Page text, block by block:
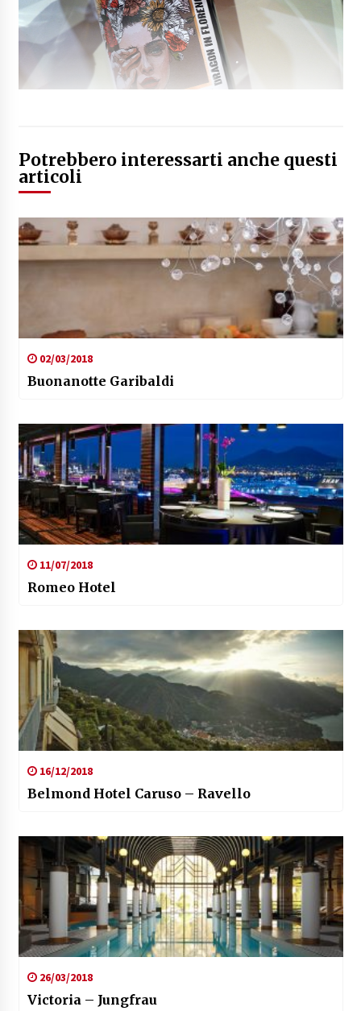
Potrebbero interessarti anche questi
articoli
02/03/2018
Buonanotte Garibaldi
11/07/2018
Romeo Hotel
16/12/2018
Belmond Hotel Caruso – Ravello
26/03/2018
Victoria – Jungfrau